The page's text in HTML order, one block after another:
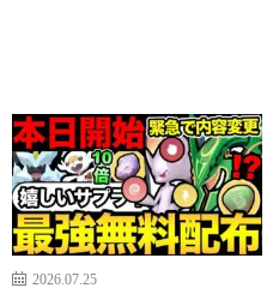
2026.07.25